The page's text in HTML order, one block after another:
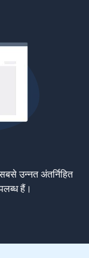
उन्नत अंतर्निहित
हैं।